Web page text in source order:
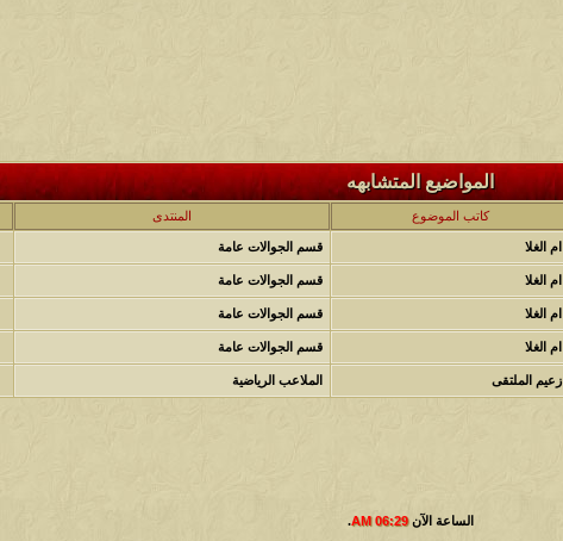
المواضيع المتشابهه
كاتب الموضوع المنتدى
ام الغلا قسم الجوالات عامة
ام الغلا قسم الجوالات عامة
ام الغلا قسم الجوالات عامة
ام الغلا قسم الجوالات عامة
زعيم الملتقى الملاعب الرياضية
الساعة الآن06:29 AM
.